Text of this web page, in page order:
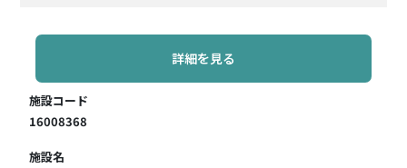
詳細を見る
施設コード
16008368
施設名